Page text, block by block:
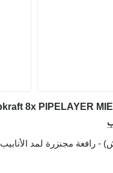
- رافعة مجنزرة لمد الأنابيب